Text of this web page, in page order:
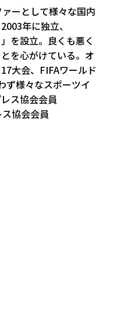
ーとして様々な国内
年に独立、
を設立。良くも悪く
を心がけている。オ
大会、FIFAワールド
ず様々なスポーツイ
ス協会会員
ス協会会員